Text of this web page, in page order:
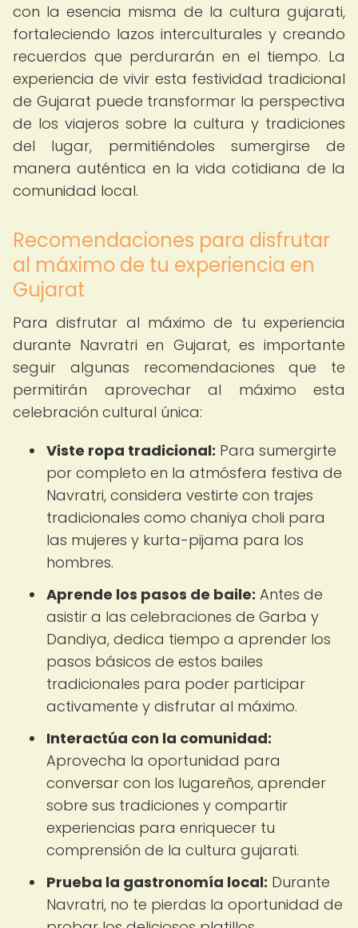
con la esencia misma de la cultura gujarati,
fortaleciendo lazos interculturales y creando
recuerdos que perdurarán en el tiempo. La
experiencia de vivir esta festividad tradicional
de Gujarat puede transformar la perspectiva
de los viajeros sobre la cultura y tradiciones
del lugar, permitiéndoles sumergirse de
manera auténtica en la vida cotidiana de la
comunidad local.
Recomendaciones para disfrutar
al máximo de tu experiencia en
Gujarat
Para disfrutar al máximo de tu experiencia
durante Navratri en Gujarat, es importante
seguir algunas recomendaciones que te
permitirán aprovechar al máximo esta
celebración cultural única:
Viste ropa tradicional: Para sumergirte
por completo en la atmósfera festiva de
Navratri, considera vestirte con trajes
tradicionales como chaniya choli para
las mujeres y kurta-pijama para los
hombres.
Aprende los pasos de baile: Antes de
asistir a las celebraciones de Garba y
Dandiya, dedica tiempo a aprender los
pasos básicos de estos bailes
tradicionales para poder participar
activamente y disfrutar al máximo.
Interactúa con la comunidad:
Aprovecha la oportunidad para
conversar con los lugareños, aprender
sobre sus tradiciones y compartir
experiencias para enriquecer tu
comprensión de la cultura gujarati.
Prueba la gastronomía local: Durante
Navratri, no te pierdas la oportunidad de